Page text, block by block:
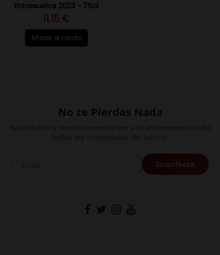
Entresuelos 2023 - 75cl
11,15 €
Añadir al carrito
No te Pierdas Nada